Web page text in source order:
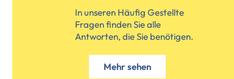
In unseren Häufig Gestellte
Fragen finden Sie alle
Antworten, die Sie benötigen.
Mehr sehen